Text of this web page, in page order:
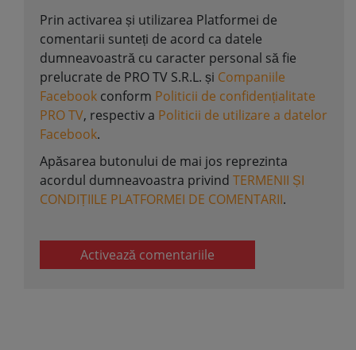
Prin activarea și utilizarea Platformei de
comentarii sunteți de acord ca datele
dumneavoastră cu caracter personal să fie
prelucrate de PRO TV S.R.L. și Companiile
Facebook conform Politicii de confidențialitate
PRO TV, respectiv a Politicii de utilizare a datelor
Facebook.
Apăsarea butonului de mai jos reprezinta
acordul dumneavoastra privind TERMENII ȘI
CONDIȚIILE PLATFORMEI DE COMENTARII.
Activează comentariile